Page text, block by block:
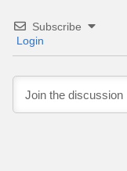
Subscribe
Login